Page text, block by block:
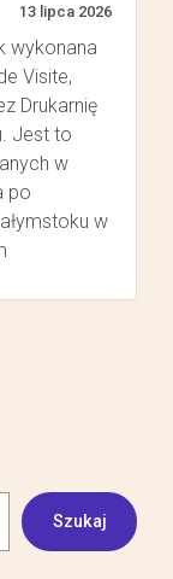
13 lipca 2026
wykonana
Visite,
Drukarnię
Jest to
w
po
w
Szukaj